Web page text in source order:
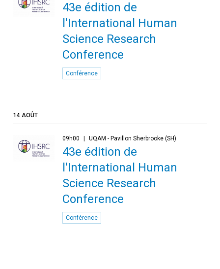
43e édition de
l'International Human
Science Research
Conference
Conférence
14 AOÛT
09h00 UQAM - Pavillon Sherbrooke (SH)
43e édition de
l'International Human
Science Research
Conference
Conférence